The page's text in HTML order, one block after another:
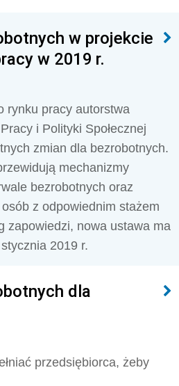
w projekcie
w 2019 r.
rynku pracy autorstwa
i Polityki Społecznej
zmian dla bezrobotnych.
mechanizmy
bezrobotnych oraz
z odpowiednim stażem
zapowiedzi, nowa ustawa ma
2019 r.
dla
przedsiębiorca, żeby